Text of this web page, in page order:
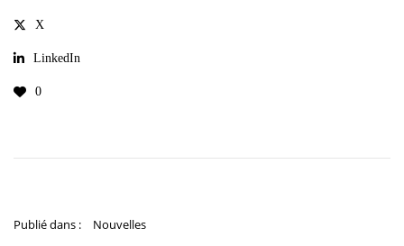
X
LinkedIn
0
Publié dans : Nouvelles